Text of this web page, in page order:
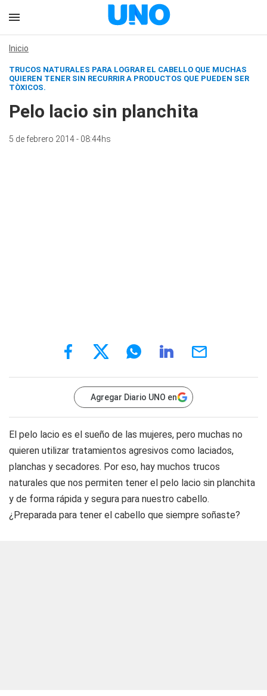
Inicio
TRUCOS NATURALES PARA LOGRAR EL CABELLO QUE MUCHAS
QUIEREN TENER SIN RECURRIR A PRODUCTOS QUE PUEDEN SER
TÒXICOS.
Pelo lacio sin planchita
5 de febrero 2014 - 08:44hs
Agregar Diario UNO en
El pelo lacio es el sueño de las mujeres, pero muchas no
quieren utilizar tratamientos agresivos como laciados,
planchas y secadores. Por eso, hay muchos trucos
naturales que nos permiten tener el pelo lacio sin planchita
y de forma rápida y segura para nuestro cabello.
¿Preparada para tener el cabello que siempre soñaste?